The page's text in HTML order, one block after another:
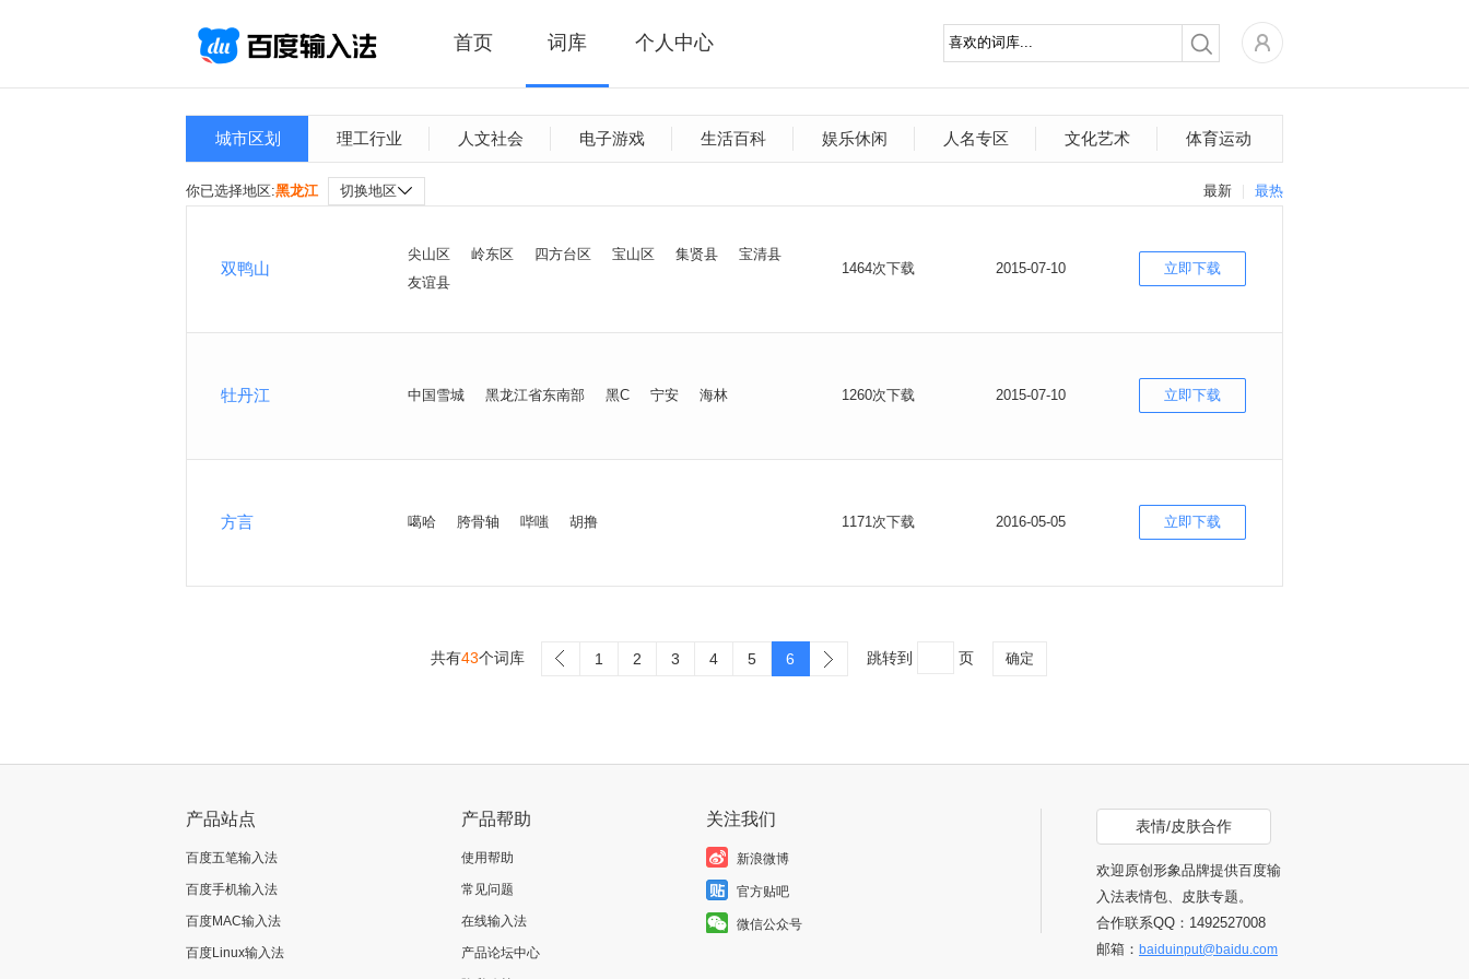
首页 词库 个人中心
城市区划 理工行业 人文社会 电子游戏 生活百科 娱乐休闲 人名专区 文化艺术 体育运动
最热
最新
你已选择地区:黑龙江 切换地区
双鸭山
尖山区 岭东区 四方台区 宝山区 集贤县
宝清县
友谊县
1464次下载 2015-07-10 立即下载
牡丹江 中国雪城 黑龙江省东南部 黑C 宁安 海林 1260次下载 2015-07-10 立即下载
方言 噶哈 胯骨轴 哔嗤 胡撸 1171次下载 2016-05-05 立即下载
共有43个词库 1 2 3 4 5 6 跳转到 页 确定
产品站点
百度五笔输入法
百度手机输入法
百度MAC输入法
百度Linux输入法
产品帮助
使用帮助
常见问题
在线输入法
产品论坛中心
关注我们
新浪微博
官方贴吧
微信公众号
表情/皮肤合作
欢迎原创形象品牌提供百度输
入法表情包、皮肤专题。
合作联系QQ：1492527008
邮箱： baiduinput@baidu.com